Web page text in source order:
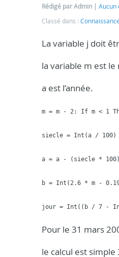
Rédigé par Admin
Aucun
Classé dans :
La variable j doit
la variable m est le
a est l’année.
m = m - 2: If m < 1
siecle = Int(a / 100)
a = a - (siecle * 100)
b = Int(2.6 * m -
jour = Int((b / 7 -
Pour le 31 mars
le calcul est